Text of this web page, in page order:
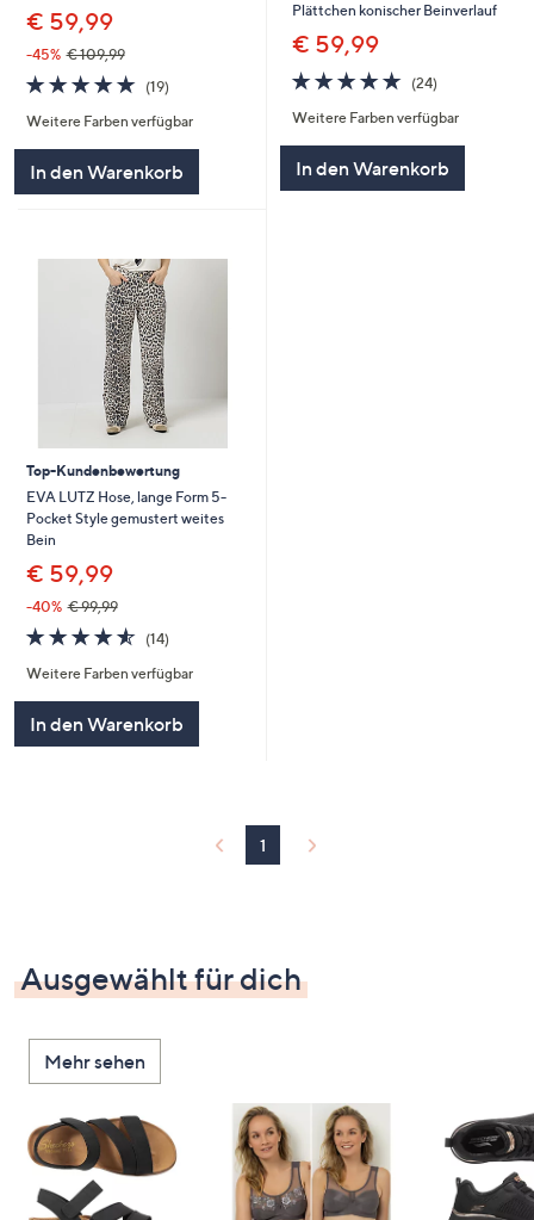
€ 59,99
-45% € 109,99
4.9
von
5
(19)19
Weitere Farben verfügbar
In den Warenkorb
Plättchen konischer Beinverlauf
€ 59,99
4.7
von
5
(24)24
Weitere Farben verfügbar
In den Warenkorb
Top-Kundenbewertung
EVA LUTZ Hose, lange Form 5-
Pocket Style gemustert weites
Bein
€ 59,99
-40% € 99,99
4.5
von
5
(14)14
Weitere Farben verfügbar
In den Warenkorb
1
Ausgewählt für dich
Mehr sehen